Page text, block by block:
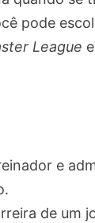
pode
League
e
de um